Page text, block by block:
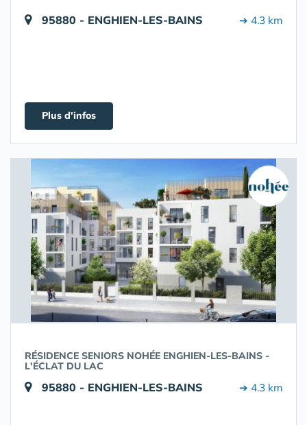
95880 - ENGHIEN-LES-BAINS ➔ 4.3 km
Plus d'infos
RÉSIDENCE SENIORS NOHÉE ENGHIEN-LES-BAINS -
L'ÉCLAT DU LAC
95880 - ENGHIEN-LES-BAINS ➔ 4.3 km